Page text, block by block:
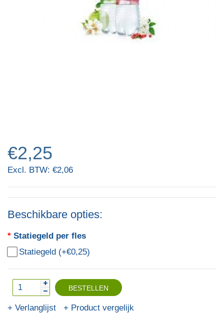
€2,25
Excl. BTW: €2,06
Beschikbare opties:
Statiegeld per fles
Statiegeld (+€0,25)
Verlanglijst Product vergelijk